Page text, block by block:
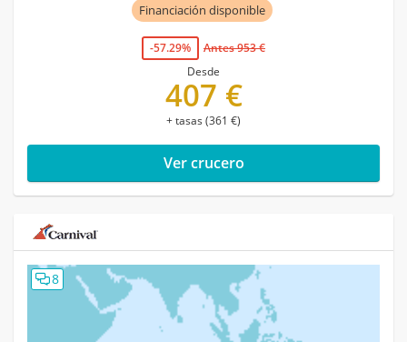
Financiación disponible
-57.29%
Antes 953 €
Desde
407 €
+ tasas (361 €)
Ver crucero
8